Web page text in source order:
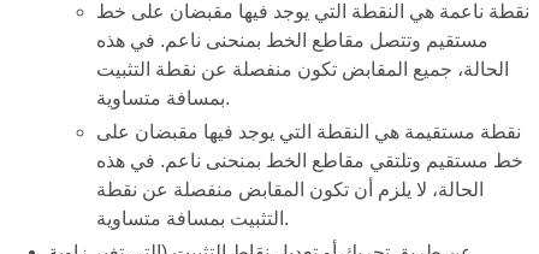
نقطة ناعمة هي النقطة التي يوجد فيها مقبضان على خط
مستقيم وتتصل مقاطع الخط بمنحنى ناعم. في هذه
الحالة، جميع المقابض تكون منفصلة عن نقطة التثبيت
بمسافة متساوية.
نقطة مستقيمة هي النقطة التي يوجد فيها مقبضان على
خط مستقيم وتلتقي مقاطع الخط بمنحنى ناعم. في هذه
الحالة، لا يلزم أن تكون المقابض منفصلة عن نقطة
التثبيت بمسافة متساوية.